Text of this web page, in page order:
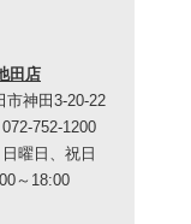
田店
市神田3-20-22
752-1200
曜日、祝日
～18:00